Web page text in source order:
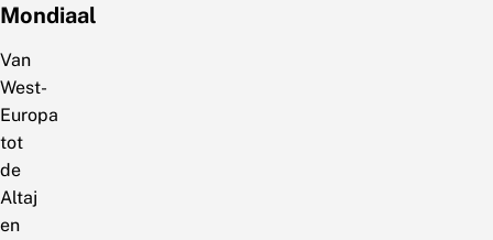
Mondiaal
Van
West-
Europa
tot
de
Altaj
en